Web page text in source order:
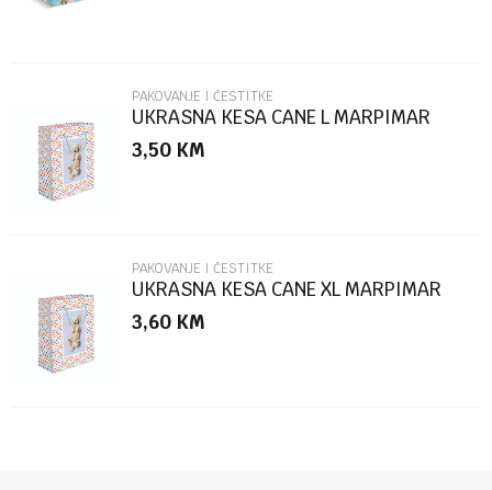
POŠALJI
PAKOVANJE I ČESTITKE
UKRASNA KESA CANE L MARPIMAR
3,50 KM
PAKOVANJE I ČESTITKE
UKRASNA KESA CANE XL MARPIMAR
3,60 KM